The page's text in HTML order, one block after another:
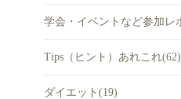
学会・イベントなど参加レ
Tips（ヒント）あれこれ(62)
ダイエット(19)